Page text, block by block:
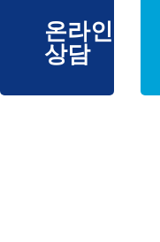
온라인
상담